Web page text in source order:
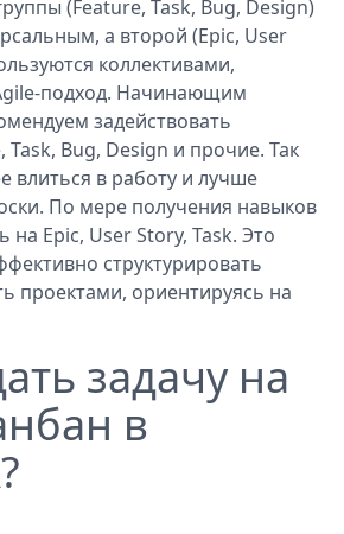
(Feature, Task, Bug, Design)
а второй (Epic, User
коллективами,
подход. Начинающим
задействовать
Task, Bug, Design и прочие. Так
влиться в работу и лучше
По мере получения навыков
Epic, User Story, Task. Это
структурировать
проектами, ориентируясь на
задачу на
в